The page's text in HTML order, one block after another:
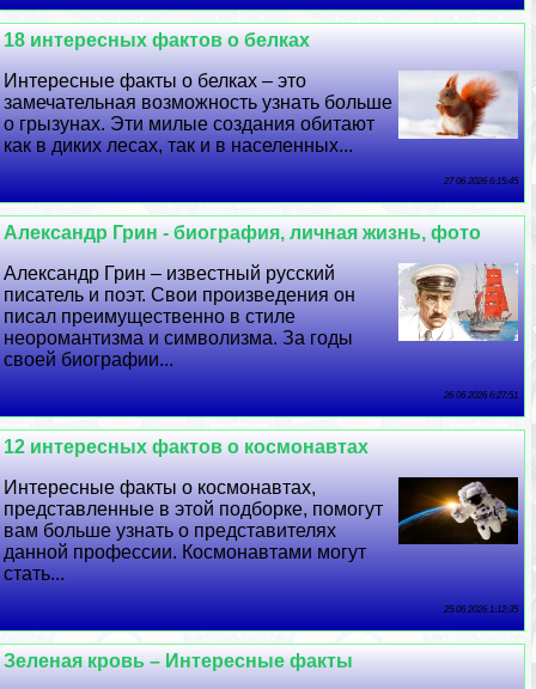
18 интересных фактов о белках
Интересные факты о белках – это
замечательная возможность узнать больше
о грызунах. Эти милые создания обитают
как в диких лесах, так и в населенных...
27 06 2026 6:15:45
Александр Грин - биография, личная жизнь, фото
Александр Грин – известный русский
писатель и поэт. Свои произведения он
писал преимущественно в стиле
неоромантизма и символизма. За годы
своей биографии...
26 06 2026 6:27:51
12 интересных фактов о космонавтах
Интересные факты о космонавтах,
представленные в этой подборке, помогут
вам больше узнать о представителях
данной профессии. Космонавтами могут
стать...
25 06 2026 1:12:35
Зеленая кровь – Интересные факты